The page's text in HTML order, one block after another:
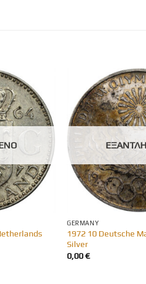
GERMANY
1972 10 Deutsche
Silver
0,00€